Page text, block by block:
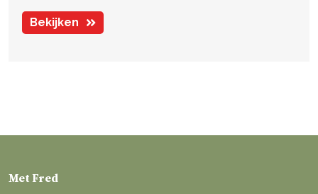
Bekijken
Met Fred